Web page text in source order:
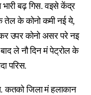
बढ़ गिस. वइसे केंद्र
के कोनो कमी नई ये,
उपर कोनो असर परे नइ
ले नौ दिन मं पेट्रोल के
परिस.
कतको जिला मं हलाकान